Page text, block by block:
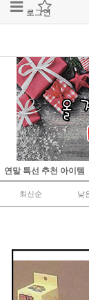
로그인
연말 특선 추천 아이템
최신순 낮